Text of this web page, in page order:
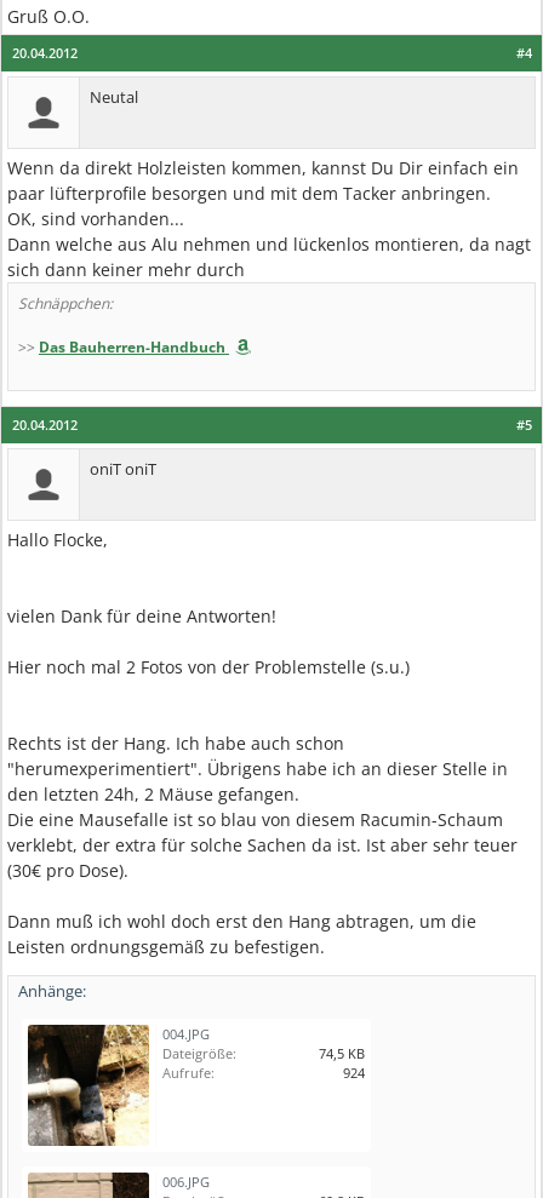
Gruß O.O.
#4
20.04.2012
Neutal
Wenn da direkt Holzleisten kommen, kannst Du Dir einfach ein
paar lüfterprofile besorgen und mit dem Tacker anbringen.
OK, sind vorhanden...
Dann welche aus Alu nehmen und lückenlos montieren, da nagt
sich dann keiner mehr durch
Schnäppchen:
>> Das Bauherren-Handbuch
#5
20.04.2012
oniT oniT
Hallo Flocke,
vielen Dank für deine Antworten!
Hier noch mal 2 Fotos von der Problemstelle (s.u.)
Rechts ist der Hang. Ich habe auch schon
"herumexperimentiert". Übrigens habe ich an dieser Stelle in
den letzten 24h, 2 Mäuse gefangen.
Die eine Mausefalle ist so blau von diesem Racumin-Schaum
verklebt, der extra für solche Sachen da ist. Ist aber sehr teuer
(30€ pro Dose).
Dann muß ich wohl doch erst den Hang abtragen, um die
Leisten ordnungsgemäß zu befestigen.
Anhänge:
004.JPG
Dateigröße:
74,5 KB
Aufrufe:
924
006.JPG